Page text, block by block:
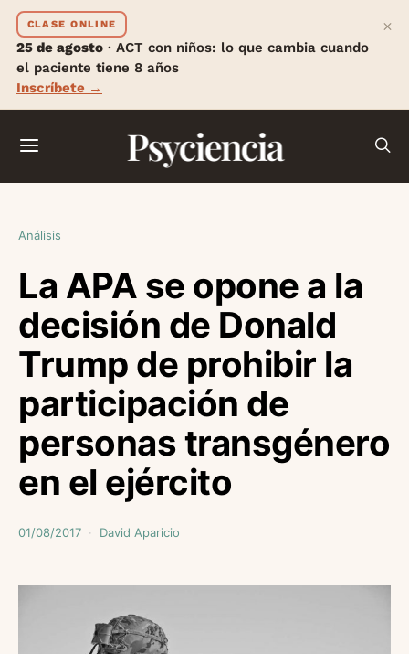
CLASE ONLINE
25 de agosto · ACT con niños: lo que cambia cuando
el paciente tiene 8 años
Inscríbete →
×
Psyciencia
Análisis
La APA se opone a la
decisión de Donald
Trump de prohibir la
participación de
personas transgénero
en el ejército
01/08/2017 David Aparicio